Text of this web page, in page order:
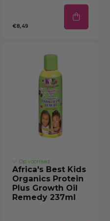
€8,49
Op voorraad
Africa's Best Kids
Organics Protein
Plus Growth Oil
Remedy 237ml